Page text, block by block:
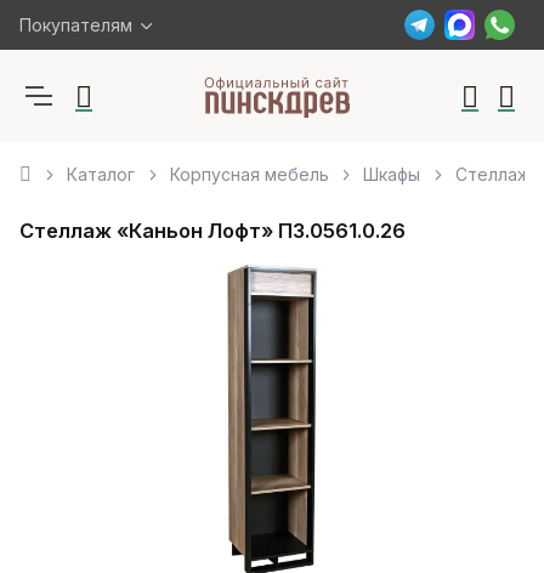
Покупателям
Каталог Корпусная мебель Шкафы Стеллаж
Стеллаж «Каньон Лофт» П3.0561.0.26